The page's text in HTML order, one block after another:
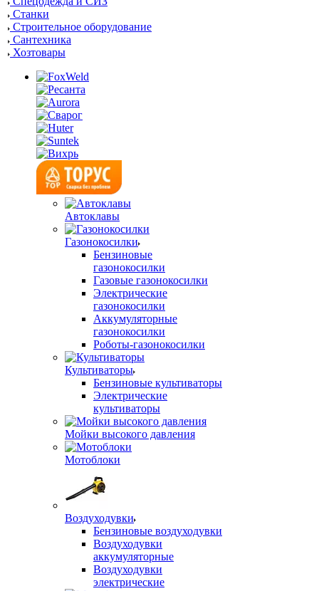
Станки
Строительное оборудование
Сантехника
Хозтовары
Автоклавы
Газонокосилки
Бензиновые
газонокосилки
Газовые газонокосилки
Электрические
газонокосилки
Аккумуляторные
газонокосилки
Роботы-газонокосилки
Культиваторы
Бензиновые культиваторы
Электрические
культиваторы
Мойки высокого давления
Мотоблоки
Воздуходувки
Бензиновые воздуходувки
Воздуходувки
аккумуляторные
Воздуходувки
электрические